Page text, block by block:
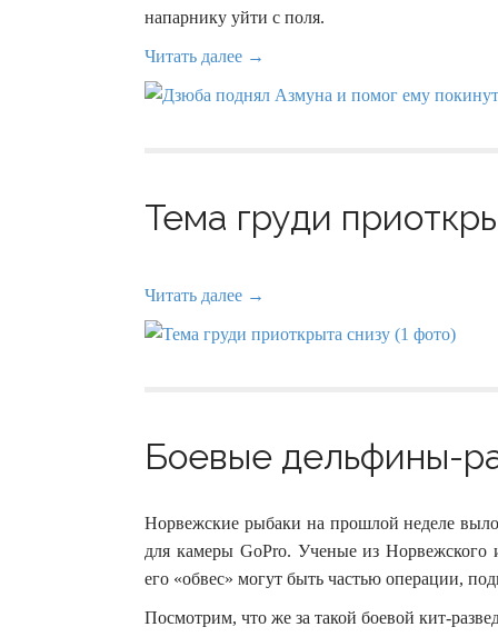
напарнику уйти с поля.
Читать далее →
Тема груди
Читать далее →
Боевые дельфины-
Норвежские рыбаки на прошлой неделе
для камеры GoPro. Ученые из Норвежского
его «обвес» могут быть частью операции,
Посмотрим, что же за такой боевой кит-